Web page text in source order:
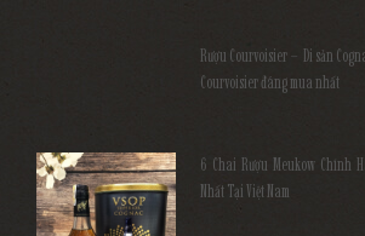
Rượu Courvoisier – Di sản
Courvoisier đáng mua nhất
6 Chai Rượu Meukow Chính
Nhất Tại Việt Nam